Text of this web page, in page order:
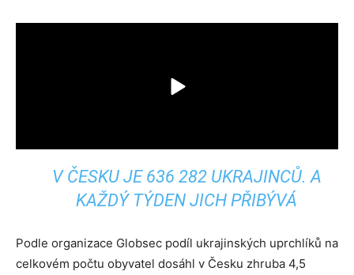
V ČESKU JE 636 282 UKRAJINCŮ. A
KAŽDÝ TÝDEN JICH PŘIBÝVÁ
Podle organizace Globsec podíl ukrajinských uprchlíků na
celkovém počtu obyvatel dosáhl v Česku zhruba 4,5